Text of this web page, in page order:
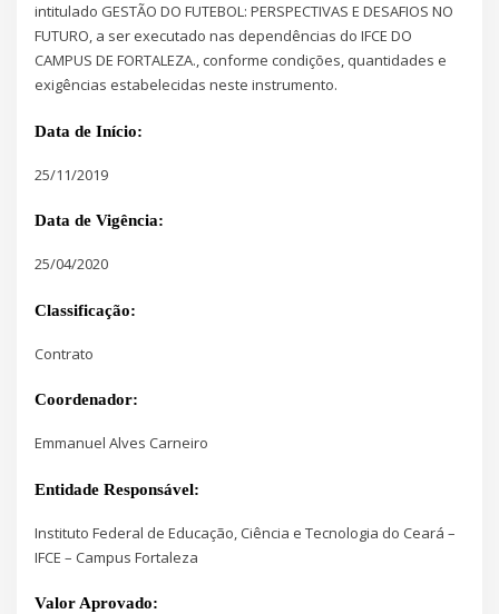
intitulado GESTÃO DO FUTEBOL: PERSPECTIVAS E DESAFIOS NO
FUTURO, a ser executado nas dependências do IFCE DO
CAMPUS DE FORTALEZA., conforme condições, quantidades e
exigências estabelecidas neste instrumento.
Data de Início:
25/11/2019
Data de Vigência:
25/04/2020
Classificação:
Contrato
Coordenador:
Emmanuel Alves Carneiro
Entidade Responsável:
Instituto Federal de Educação, Ciência e Tecnologia do Ceará –
IFCE – Campus Fortaleza
Valor Aprovado: